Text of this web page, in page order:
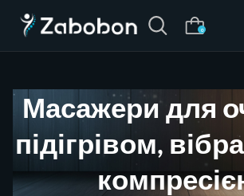
0
Масажери для
підігрівом,